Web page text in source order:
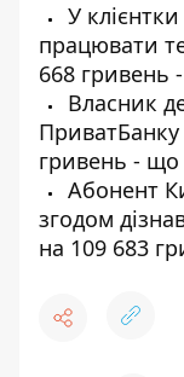
У
працювати
668 гривень
Власник
ПриватБанку
гривень - що
Абонент
згодом
на 109 683